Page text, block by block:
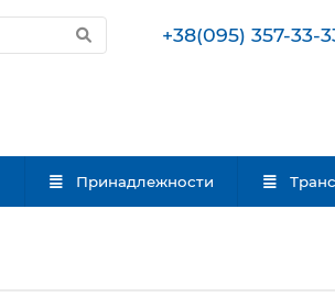
+38(095) 357-33-
Принадлежности